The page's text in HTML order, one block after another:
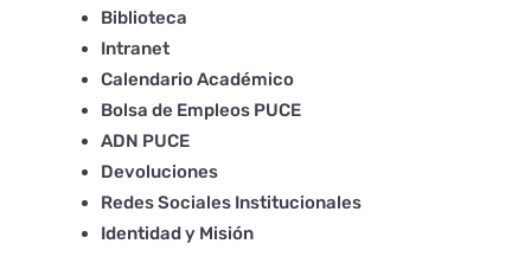
Biblioteca
Intranet
Calendario Académico
Bolsa de Empleos PUCE
ADN PUCE
Devoluciones
Redes Sociales Institucionales
Identidad y Misión